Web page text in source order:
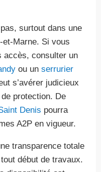
surtout dans une
et-Marne. Si vous
accès, consulter un
ou un serrurier
s’avérer judicieux
protection. De
Denis pourra
A2P en vigueur.
transparence totale
début de travaux.